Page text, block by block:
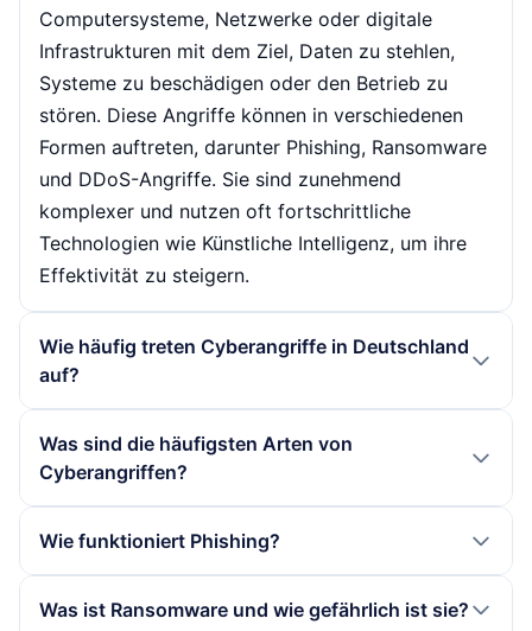
Computersysteme, Netzwerke oder digitale
Infrastrukturen mit dem Ziel, Daten zu stehlen,
Systeme zu beschädigen oder den Betrieb zu
stören. Diese Angriffe können in verschiedenen
Formen auftreten, darunter Phishing, Ransomware
und DDoS-Angriffe. Sie sind zunehmend
komplexer und nutzen oft fortschrittliche
Technologien wie Künstliche Intelligenz, um ihre
Effektivität zu steigern.
Wie häufig treten Cyberangriffe in Deutschland
auf?
durchschnittlich 1.345 Cyberangriffen ausgesetzt.
Dies stellt einen Anstieg von 11 % im Februar 2026
Angriffshäufigkeit zeigt die wachsende
Bedrohung durch Cyberkriminalität, die
Unternehmen und Organisationen in
Was sind die häufigsten Arten von
Cyberangriffen?
Phishing, Ransomware und DDoS-Angriffe.
Nachrichten verwendet werden, um Benutzer zur
Wie funktioniert Phishing?
E-Mails oder Nachrichten erstellen, die oft so
Was ist Ransomware und wie gefährlich ist sie?